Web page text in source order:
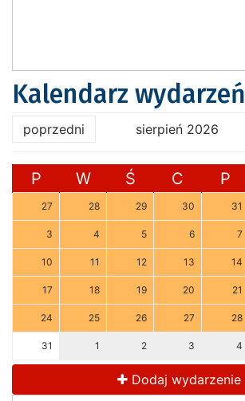
Kalendarz wydarzeń
poprzedni sierpień 2026
P W Ś C P
27 28 29 30 31
3 4 5 6 7
10 11 12 13 14
17 18 19 20 21
24 25 26 27 28
31 1 2 3 4
Dodaj wydarzenie